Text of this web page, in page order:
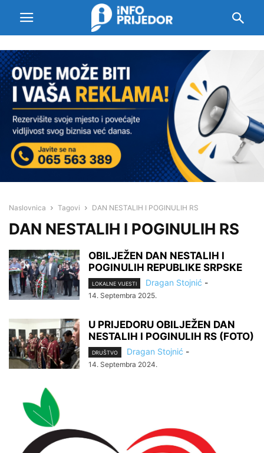
Naslovnica Tagovi DAN NESTALIH I POGINULIH RS
DAN NESTALIH I POGINULIH RS
OBILJEŽEN DAN NESTALIH I
POGINULIH REPUBLIKE SRPSKE
LOKALNE VIJESTI Dragan Stojnić -
14. Septembra 2025.
U PRIJEDORU OBILJEŽEN DAN
NESTALIH I POGINULIH RS (FOTO)
DRUŠTVO Dragan Stojnić -
14. Septembra 2024.